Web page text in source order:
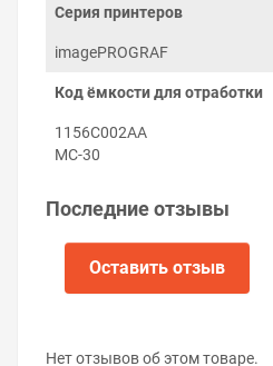
отработанных
imagePROGRAF
самостоятельно:
Откройте крышку
принтера.
принтера.
Серия принтеров
imagePROGRAF
Код ёмкости для отработки
1156C002AA
MC-30
Последние отзывы
Оставить отзыв
Нет отзывов об этом товаре.